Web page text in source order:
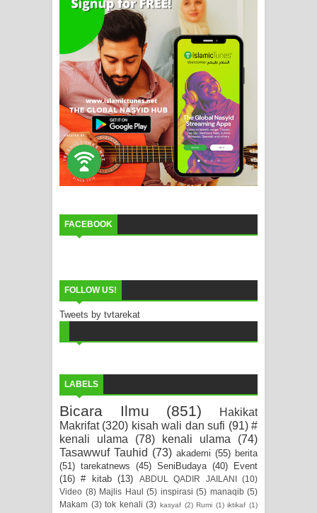
FACEBOOK
FOLLOW US!
Tweets by tvtarekat
LABELS
Bicara Ilmu (851)
Hakikat
Makrifat (320) kisah wali dan sufi (91) #
kenali ulama
(78) kenali ulama
(74)
Tasawwuf Tauhid (73) akademi (55) berita
(51) tarekatnews (45) SeniBudaya (40)
Event
(16) # kitab (13) ABDUL QADIR JAILANI
(10)
Video (8) Majlis Haul (5) inspirasi (5) manaqib (5)
Makam (3) tok kenali (3) kasyaf (2) Rumi (1) iktikaf (1)